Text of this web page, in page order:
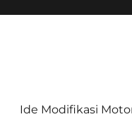
Ide Modifikasi